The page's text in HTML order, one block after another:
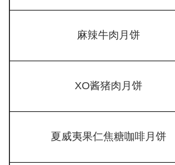
麻辣牛肉月饼
XO酱猪肉月饼
夏威夷果仁焦糖咖啡月饼